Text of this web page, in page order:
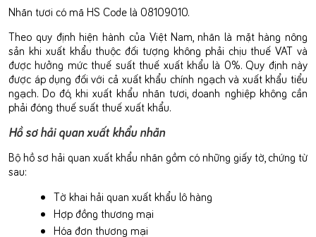
Nhãn tươi có mã HS Code là 08109010.
Theo quy định hiện hành của Việt Nam, nhãn là mặt hàng nông
sản khi xuất khẩu thuộc đối tượng không phải chịu thuế VAT và
được hưởng mức thuế suất thuế xuất khẩu là 0%. Quy định này
được áp dụng đối với cả xuất khẩu chính ngạch và xuất khẩu tiểu
ngạch. Do đó, khi xuất khẩu nhãn tươi, doanh nghiệp không cần
phải đóng thuế suất thuế xuất khẩu.
Hồ sơ hải quan xuất khẩu nhãn
Bộ hồ sơ hải quan xuất khẩu nhãn gồm có những giấy tờ, chứng từ
sau:
Tờ khai hải quan xuất khẩu lô hàng
Hợp đồng thương mại
Hóa đơn thương mại